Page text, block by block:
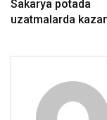
Sakarya potada
uzatmalarda